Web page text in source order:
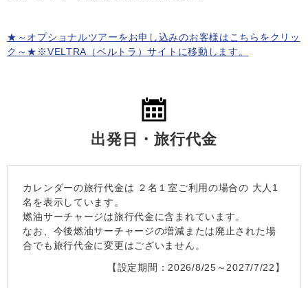
★～オプショナルツアーをお申し込みのお客様はこちらをクリッ
ク～★※VELTRA（ベルトラ）サイトに移動します。
出発日・旅行代金
カレンダーの旅行代金は ２名１室 ご利用の場合の 大人1
名を表示しています。
燃油サーチャージは旅行代金に含まれています。
なお、今後燃油サーチャージの増減または廃止された場
合でも旅行代金に変更はございません。
【設定期間：2026/8/25～2027/7/22】